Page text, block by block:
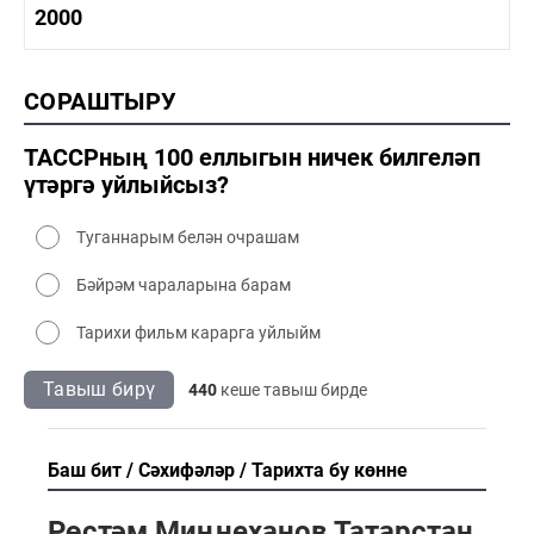
1990-2000 мәдәният
2000
2000 сәнәгать
2000 мәдәният
СОРАШТЫРУ
ТАССРның 100 еллыгын ничек билгеләп
үтәргә уйлыйсыз?
Туганнарым белән очрашам
Бәйрәм чараларына барам
Тарихи фильм карарга уйлыйм
Тавыш бирү 440 кеше тавыш бирде
Баш бит Сәхифәләр Тарихта бу көнне